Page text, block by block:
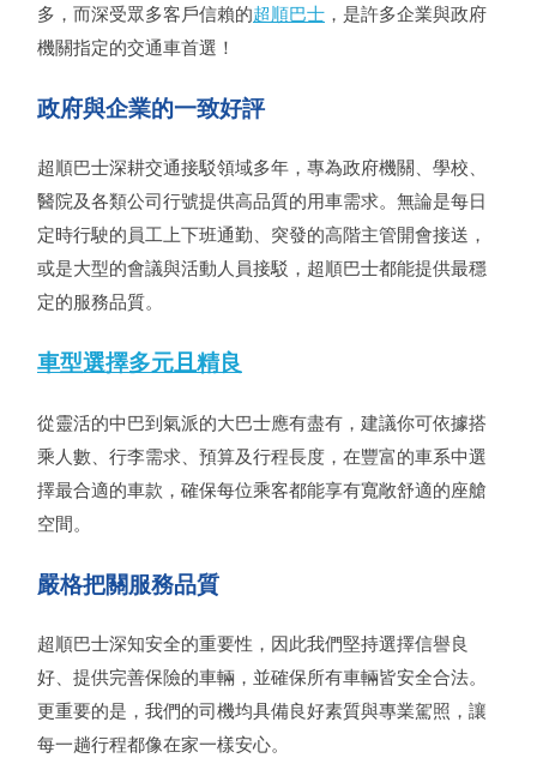
多，而深受眾多客戶信賴的超順巴士 ，是許多企業與政府
機關指定的交通車首選！
政府與企業的一致好評
超順巴士深耕交通接駁領域多年，專為政府機關、學校、
醫院及各類公司行號提供高品質的用車需求。無論是每日
定時行駛的員工上下班通勤、突發的高階主管開會接送，
或是大型的會議與活動人員接駁，超順巴士都能提供最穩
定的服務品質。
車型選擇多元且精良
從靈活的中巴到氣派的大巴士應有盡有，建議你可依據搭
乘人數、行李需求、預算及行程長度，在豐富的車系中選
擇最合適的車款，確保每位乘客都能享有寬敞舒適的座艙
空間。
嚴格把關服務品質
超順巴士深知安全的重要性，因此我們堅持選擇信譽良
好、提供完善保險的車輛，並確保所有車輛皆安全合法。
更重要的是，我們的司機均具備良好素質與專業駕照，讓
每一趟行程都像在家一樣安心。